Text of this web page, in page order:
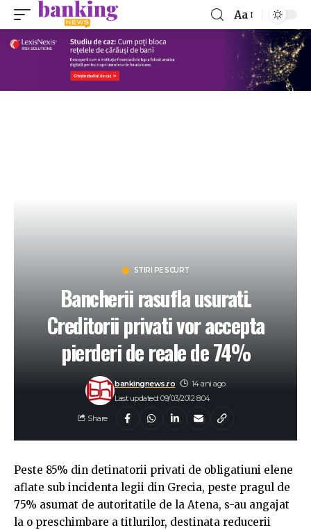
Aa
STIRI PE SCURT
Bancherii rasufla usurati.
Creditorii privati vor accepta
pierderi de reale de 74%
Last updated: 09/03/2012 8:04
bankingnews.ro 14 ani ago
Share
Peste 85% din detinatorii privati de obligatiuni elene
aflate sub incidenta legii din Grecia, peste pragul de
75% asumat de autoritatile de la Atena, s-au angajat
la o preschimbare a titlurilor, destinata reducerii